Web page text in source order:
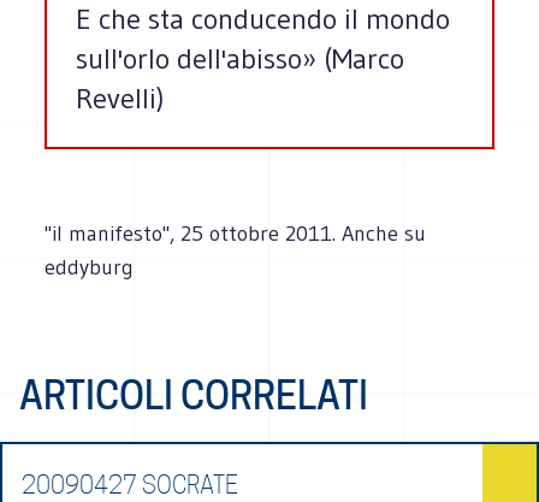
E che sta conducendo il mondo
sull'orlo dell'abisso» (Marco
Revelli)
"il manifesto", 25 ottobre 2011. Anche su
eddyburg
ARTICOLI CORRELATI
20090427 SOCRATE